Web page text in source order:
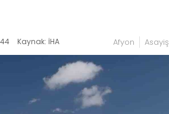
Kaynak: İHA Afyon Asayiş